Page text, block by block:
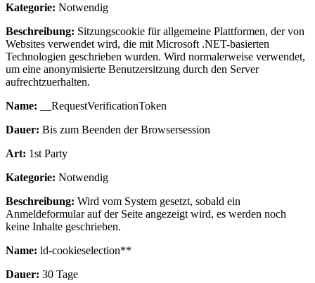
Kategorie: Notwendig
Beschreibung: Sitzungscookie für allgemeine Plattformen, der von
Websites verwendet wird, die mit Microsoft .NET-basierten
Technologien geschrieben wurden. Wird normalerweise verwendet,
um eine anonymisierte Benutzersitzung durch den Server
aufrechtzuerhalten.
Name: __RequestVerificationToken
Dauer: Bis zum Beenden der Browsersession
Art: 1st Party
Kategorie: Notwendig
Beschreibung: Wird vom System gesetzt, sobald ein
Anmeldeformular auf der Seite angezeigt wird, es werden noch
keine Inhalte geschrieben.
Name: ld-cookieselection**
Dauer: 30 Tage